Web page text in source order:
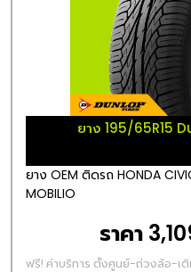
ยาง 195/65R15
ยาง OEM ติดรถ HONDA
MOBILIO
ราคา
ฟรี! ค่าบริการ ตั้งศูนย์-ถ่วงล้อ-เติ